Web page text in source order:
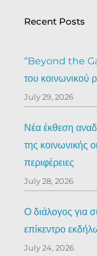
Recent Posts
“Beyond the
του κοινωνικού
July 29, 2026
Νέα έκθεση
της κοινωνικής
περιφέρειες
July 28, 2026
Ο διάλογος για
επίκεντρο
July 24, 2026